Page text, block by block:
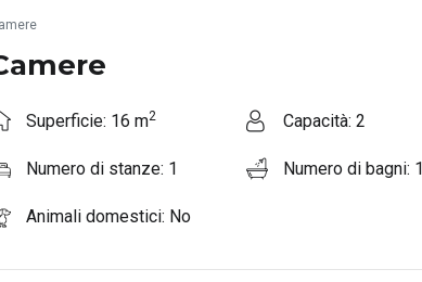
Superficie: 16 m2 Capacità: 2
Numero di stanze: 1 Numero di bagni: 1
Animali domestici: No